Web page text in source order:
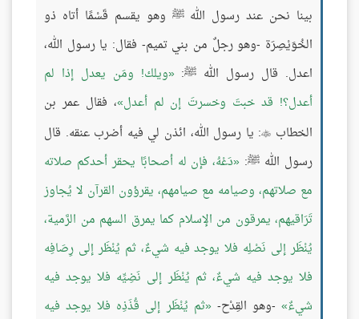
بينا نحن عند رسول الله ﷺ وهو يقسم قَسْمًا أتاه ذو
الخُوَيْصِرَة -وهو رجلٌ من بني تميم- فقال: يا رسول الله،
اعدل. قال رسول الله ﷺ: ويلك! ومَن يعدل إذا لم
أعدل؟! قد خبتَ وخسرتَ إن لم أعدل ، فقال عمر بن
الخطاب : يا رسول الله، ائذن لي فيه أضرب عنقه. قال
رسول الله ﷺ: دَعْهُ، فإن له أصحابًا يحقر أحدكم صلاته
مع صلاتهم، وصيامه مع صيامهم، يقرؤون القرآن لا يُجاوز
تَرَاقيهم، يمرقون من الإسلام كما يمرق السهم من الرَّمية،
يُنْظَر إلى نَصْلِه فلا يوجد فيه شيءٌ، ثم يُنْظَر إلى رِصَافِه
فلا يوجد فيه شيءٌ، ثم يُنْظَر إلى نَضِيِّه فلا يوجد فيه
شيءٌ -وهو القِدْح- ثم يُنْظَر إلى قُذَذِه فلا يوجد فيه